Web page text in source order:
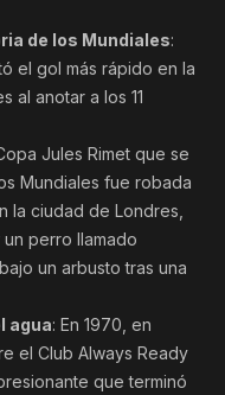
de los Mundiales:
el gol más rápido en la
al anotar a los 11
Jules Rimet que se
Mundiales fue robada
la ciudad de Londres,
perro llamado
un arbusto tras una
agua: En 1970, en
el Club Always Ready
que terminó